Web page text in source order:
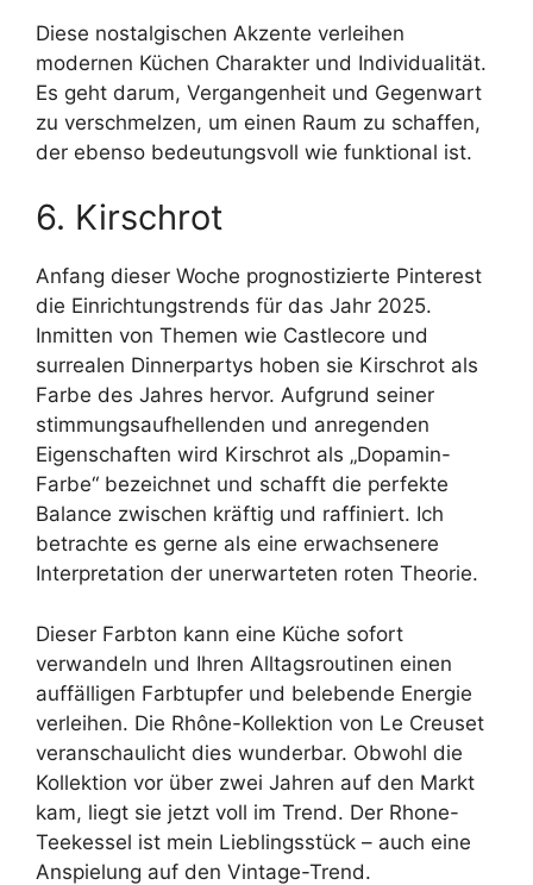
Diese nostalgischen Akzente verleihen
modernen Küchen Charakter und Individualität.
Es geht darum, Vergangenheit und Gegenwart
zu verschmelzen, um einen Raum zu schaffen,
der ebenso bedeutungsvoll wie funktional ist.
6. Kirschrot
Anfang dieser Woche prognostizierte Pinterest
die Einrichtungstrends für das Jahr 2025.
Inmitten von Themen wie Castlecore und
surrealen Dinnerpartys hoben sie Kirschrot als
Farbe des Jahres hervor. Aufgrund seiner
stimmungsaufhellenden und anregenden
Eigenschaften wird Kirschrot als „Dopamin-
Farbe“ bezeichnet und schafft die perfekte
Balance zwischen kräftig und raffiniert. Ich
betrachte es gerne als eine erwachsenere
Interpretation der unerwarteten roten Theorie.
Dieser Farbton kann eine Küche sofort
verwandeln und Ihren Alltagsroutinen einen
auffälligen Farbtupfer und belebende Energie
verleihen. Die Rhône-Kollektion von Le Creuset
veranschaulicht dies wunderbar. Obwohl die
Kollektion vor über zwei Jahren auf den Markt
kam, liegt sie jetzt voll im Trend. Der Rhone-
Teekessel ist mein Lieblingsstück – auch eine
Anspielung auf den Vintage-Trend.